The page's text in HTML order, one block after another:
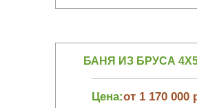
БАНЯ ИЗ БРУСА
Цена:от 1 170 000